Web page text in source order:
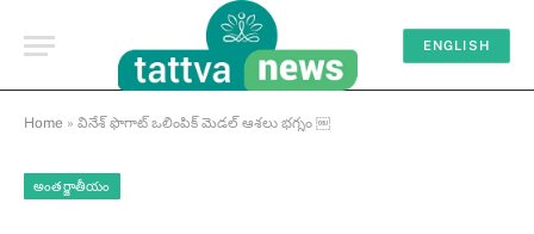
ENGLISH
Home » వినేశ్ ఫొగాట్‌ ఒలింపిక్ మెడల్ ఆశలు భగ్నం ￼
అంతర్జాతీయం